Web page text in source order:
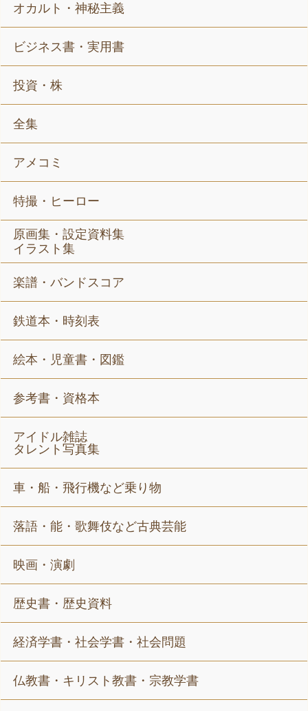
オカルト・神秘主義
ビジネス書・実用書
投資・株
全集
アメコミ
特撮・ヒーロー
原画集・設定資料集
イラスト集
楽譜・バンドスコア
鉄道本・時刻表
絵本・児童書・図鑑
参考書・資格本
アイドル雑誌
タレント写真集
車・船・飛行機など乗り物
落語・能・歌舞伎など古典芸能
映画・演劇
歴史書・歴史資料
経済学書・社会学書・社会問題
仏教書・キリスト教書・宗教学書